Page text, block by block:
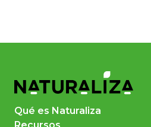
Qué es Naturaliza
Recursos